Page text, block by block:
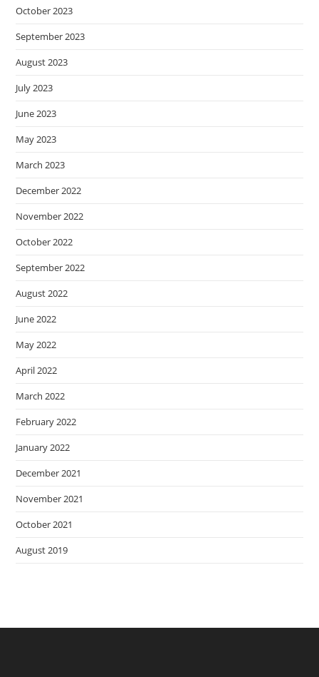
October 2023
September 2023
August 2023
July 2023
June 2023
May 2023
March 2023
December 2022
November 2022
October 2022
September 2022
August 2022
June 2022
May 2022
April 2022
March 2022
February 2022
January 2022
December 2021
November 2021
October 2021
August 2019